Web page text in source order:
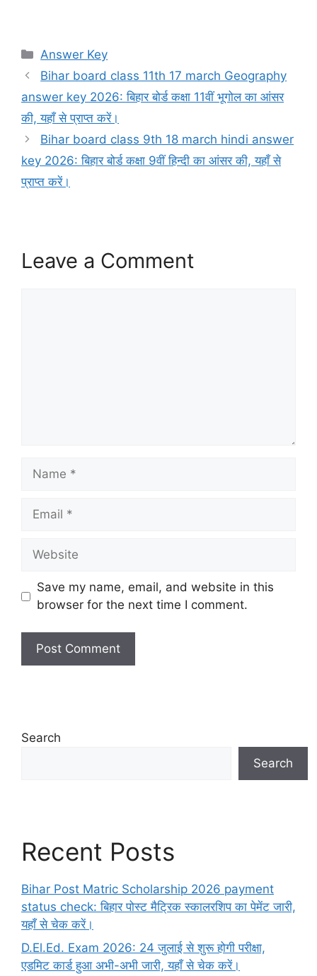
Categories
Answer Key
Bihar board class 11th 17 march Geography
answer key 2026: बिहार बोर्ड कक्षा 11वीं भूगोल का आंसर
की, यहाँ से प्राप्त करें।
Bihar board class 9th 18 march hindi answer
key 2026: बिहार बोर्ड कक्षा 9वीं हिन्दी का आंसर की, यहाँ से
प्राप्त करें।
Leave a Comment
Name
Email
Website
Save my name, email, and website in this
browser for the next time I comment.
Search
Search
Recent Posts
Bihar Post Matric Scholarship 2026 payment
status check: बिहार पोस्ट मैट्रिक स्कालरशिप का पेमेंट जारी,
यहाँ से चेक करें।
D.El.Ed. Exam 2026: 24 जुलाई से शुरू होगी परीक्षा,
एडमिट कार्ड हुआ अभी-अभी जारी, यहाँ से चेक करें।